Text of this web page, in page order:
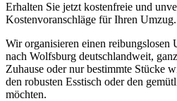
Erhalten Sie jetzt kostenfreie und
Kostenvoranschläge für Ihren Umzug.
Wir organisieren einen reibungslosen
nach Wolfsburg deutschlandweit,
Zuhause oder nur bestimmte Stücke
den robusten Esstisch oder den
möchten.